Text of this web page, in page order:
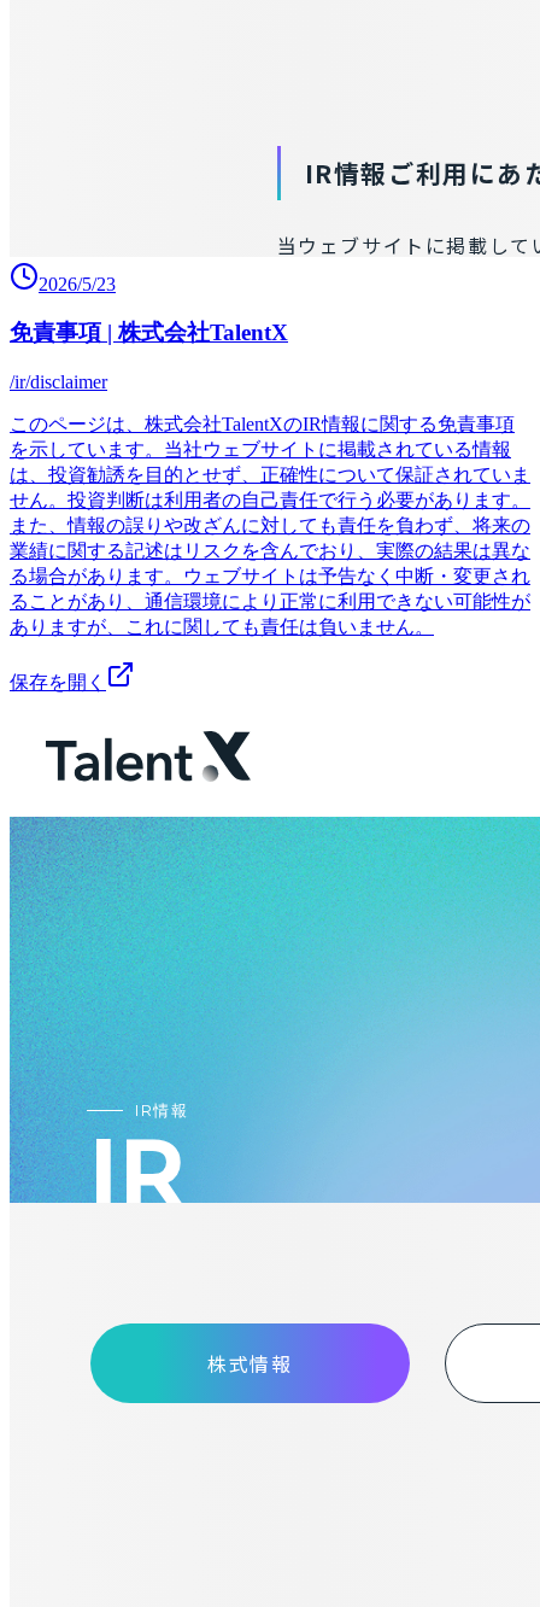
2026/5/23
免責事項 | 株式会社TalentX
/ir/disclaimer
このページは、株式会社TalentXのIR情報に関する免責事項
を示しています。当社ウェブサイトに掲載されている情報
は、投資勧誘を目的とせず、正確性について保証されていま
せん。投資判断は利用者の自己責任で行う必要があります。
また、情報の誤りや改ざんに対しても責任を負わず、将来の
業績に関する記述はリスクを含んでおり、実際の結果は異な
る場合があります。ウェブサイトは予告なく中断・変更され
ることがあり、通信環境により正常に利用できない可能性が
ありますが、これに関しても責任は負いません。
保存を開く